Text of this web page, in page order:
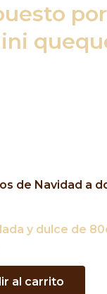
y dulce de
al carrito